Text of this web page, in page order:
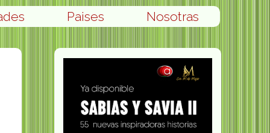
Nosotras
Paises